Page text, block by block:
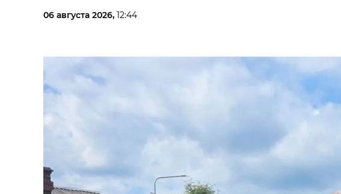
06 августа 2026, 12:44